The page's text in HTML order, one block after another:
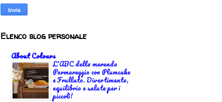
Elenco blog personale
About Colours
L'ABC della merenda
Parmareggio con Plumcake
e Frullato. Divertimento,
equilibrio e salute per i
piccoli!